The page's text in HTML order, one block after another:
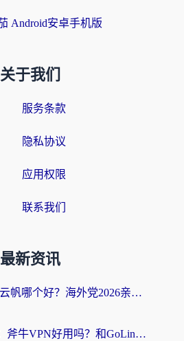
Android安卓手机版
关于我们
服务条款
隐私协议
应用权限
联系我们
最新资讯
Quickback和云帆哪个好？海外党2026亲测指南：选对加速器大陆工具，无缝刷国内剧玩国服
海外党必看：斧牛VPN好用吗？和GoLinkVPN对比哪个回国效果更好？